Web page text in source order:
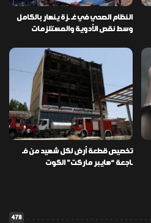
النظام الصحي في غـ ـزة ينهار بالكامل
وسط نقص الأدوية والمستلزمات
تخصيص قطعة أرض لكل شهيد من فـ
ـاجعة “هايبر ماركت” الكوت
478